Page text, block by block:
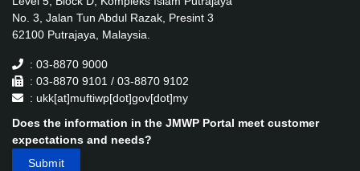
No. 3, Jalan Tun Abdul Razak, Presint 3
62100 Putrajaya, Malaysia.
: 03-8870 9000
: 03-8870 9101 / 03-8870 9102
: ukk[at]muftiwp[dot]gov[dot]my
Does the information in the JMWP Portal meet customer
expectations and needs?